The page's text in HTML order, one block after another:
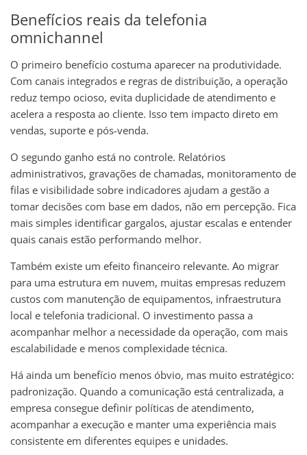
Benefícios reais da telefonia
omnichannel
O primeiro benefício costuma aparecer na produtividade.
Com canais integrados e regras de distribuição, a operação
reduz tempo ocioso, evita duplicidade de atendimento e
acelera a resposta ao cliente. Isso tem impacto direto em
vendas, suporte e pós-venda.
O segundo ganho está no controle. Relatórios
administrativos, gravações de chamadas, monitoramento de
filas e visibilidade sobre indicadores ajudam a gestão a
tomar decisões com base em dados, não em percepção. Fica
mais simples identificar gargalos, ajustar escalas e entender
quais canais estão performando melhor.
Também existe um efeito financeiro relevante. Ao migrar
para uma estrutura em nuvem, muitas empresas reduzem
custos com manutenção de equipamentos, infraestrutura
local e telefonia tradicional. O investimento passa a
acompanhar melhor a necessidade da operação, com mais
escalabilidade e menos complexidade técnica.
Há ainda um benefício menos óbvio, mas muito estratégico:
padronização. Quando a comunicação está centralizada, a
empresa consegue definir políticas de atendimento,
acompanhar a execução e manter uma experiência mais
consistente em diferentes equipes e unidades.